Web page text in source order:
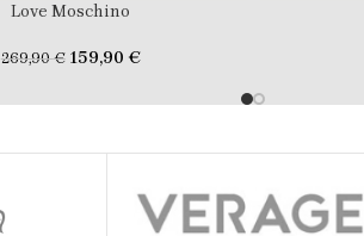
Love Moschino
269,90€ 159,90 €